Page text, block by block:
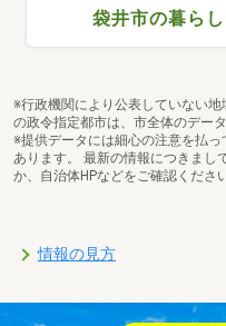
袋井市の暮ら
※行政機関により公表していない
の政令指定都市は、市全体のデー
※提供データには細心の注意を払
あります。 最新の情報につきまし
か、自治体HPなどをご確認ください
情報の見方